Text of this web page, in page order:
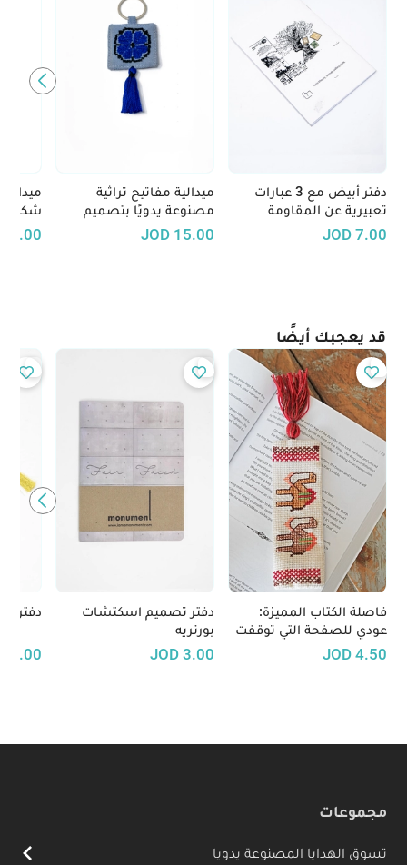
دفتر أبيض مع 3 عبارات
تعبيرية عن المقاومة
الفلسطينية
7.00
JOD
ميدالية مفاتيح تراثية
مصنوعة يدويًا بتصميم
تطريز فلاحي - متوفرة بعدّة
15.00
JOD
شكل
8.00
قد يعجبك أيضًا
فاصلة الكتاب المميزة:
عودي للصفحة التي توقفت
عندها بطريقة مميزة!
4.50
JOD
دفتر تصميم اسكتشات
بورتريه
3.00
JOD
دفتر
4.00
مجموعات
تسوق الهدايا المصنوعة يدويا